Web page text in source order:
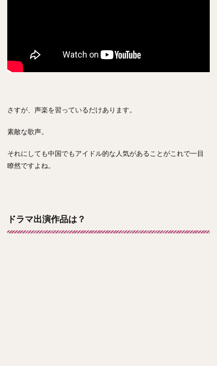
さすが、声楽を習っているだけあります。
素敵な歌声。
それにしても中国でもアイドル的な人気があることがこれで一目
瞭然ですよね。
ドラマ出演作品は？